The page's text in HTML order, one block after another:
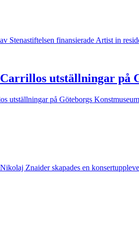
Stenastiftelsen finansierade Artist in
utställningar på
utställningar på Göteborgs
Znaider skapades en